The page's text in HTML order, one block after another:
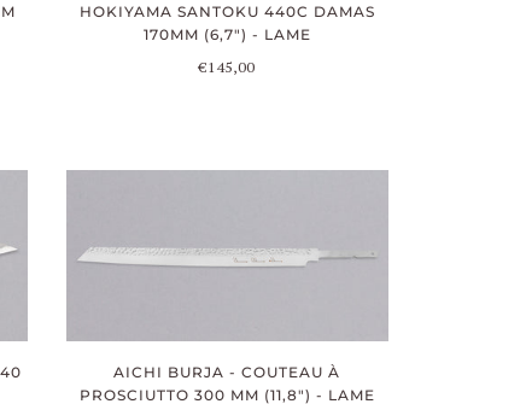
HOKIYAMA SANTOKU 440C DAMAS
170MM (6,7") - LAME
€145,00
AICHI BURJA - COUTEAU À
PROSCIUTTO 300 MM (11,8") - LAME